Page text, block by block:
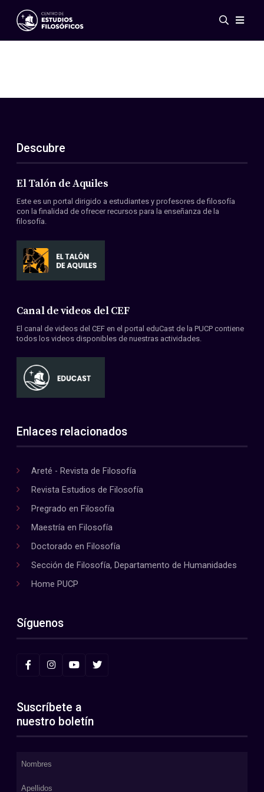
Eventos
ES
EN
Acerca de nosotros
Miembros
Convenios
Descubre
El Talón de Aquiles
Este es un portal dirigido a estudiantes y profesores de filosofía
con la finalidad de ofrecer recursos para la enseñanza de la
filosofía.
Canal de videos del CEF
El canal de videos del CEF en el portal eduCast de la PUCP contiene
todos los videos disponibles de nuestras actividades.
Enlaces relacionados
Areté - Revista de Filosofía
Revista Estudios de Filosofía
Pregrado en Filosofía
Maestría en Filosofía
Doctorado en Filosofía
Sección de Filosofía, Departamento de Humanidades
Home PUCP
Síguenos
Suscríbete a
nuestro boletín